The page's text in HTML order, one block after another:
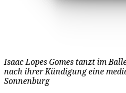
Isaac Lopes Gomes tanzt im
nach ihrer Kündigung eine
Sonnenburg